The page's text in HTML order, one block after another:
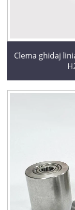
Clema ghidaj